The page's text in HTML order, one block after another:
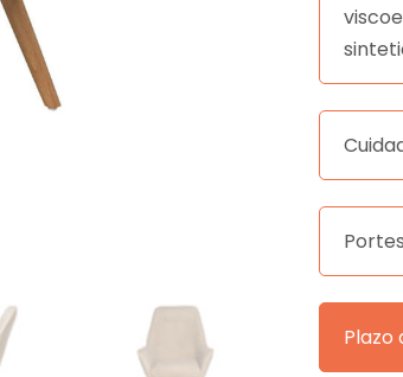
Plazo